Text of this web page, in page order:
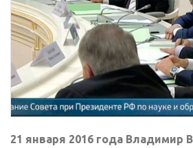
21 января 2016 года Владимир